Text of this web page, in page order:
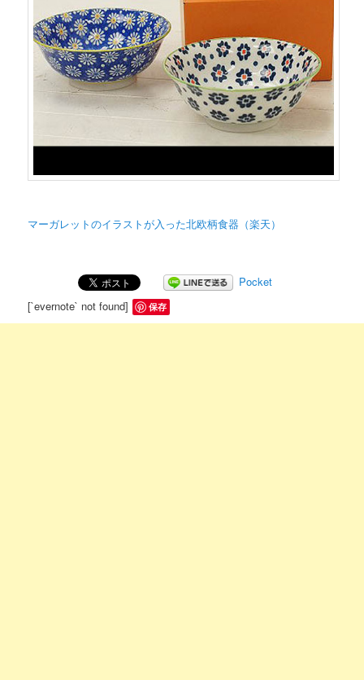
マーガレットのイラストが入った北欧柄食器（楽天）
Pocket
[`evernote` not found]
保存